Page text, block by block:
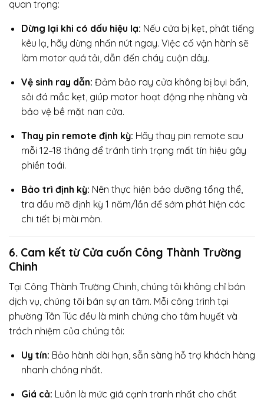
quan trọng:
Dừng lại khi có dấu hiệu lạ: Nếu cửa bị kẹt, phát tiếng
kêu lạ, hãy dừng nhấn nút ngay. Việc cố vận hành sẽ
làm motor quá tải, dẫn đến cháy cuộn dây.
Vệ sinh ray dẫn: Đảm bảo ray cửa không bị bụi bẩn,
sỏi đá mắc kẹt, giúp motor hoạt động nhẹ nhàng và
bảo vệ bề mặt nan cửa.
Thay pin remote định kỳ: Hãy thay pin remote sau
mỗi 12–18 tháng để tránh tình trạng mất tín hiệu gây
phiền toái.
Bảo trì định kỳ: Nên thực hiện bảo dưỡng tổng thể,
tra dầu mỡ định kỳ 1 năm/lần để sớm phát hiện các
chi tiết bị mài mòn.
6. Cam kết từ Cửa cuốn Công Thành Trường
Chinh
Tại Công Thành Trường Chinh, chúng tôi không chỉ bán
dịch vụ, chúng tôi bán sự an tâm. Mỗi công trình tại
phường Tân Túc đều là minh chứng cho tâm huyết và
trách nhiệm của chúng tôi:
Uy tín: Bảo hành dài hạn, sẵn sàng hỗ trợ khách hàng
nhanh chóng nhất.
Giá cả: Luôn là mức giá cạnh tranh nhất cho chất